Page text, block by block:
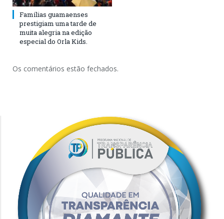
Famílias guamaenses
prestigiam uma tarde de
muita alegria na edição
especial do Orla Kids.
Os comentários estão fechados.